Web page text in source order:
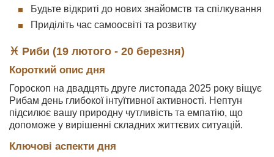
Будьте відкриті до нових знайомств та спілкування
Приділіть час самоосвіті та розвитку
♓ Риби (19 лютого - 20 березня)
Короткий опис дня
Гороскоп на двадцять друге листопада 2025 року віщує
Рибам день глибокої інтуїтивної активності. Нептун
підсилює вашу природну чутливість та емпатію, що
допоможе у вирішенні складних життєвих ситуацій.
Ключові аспекти дня